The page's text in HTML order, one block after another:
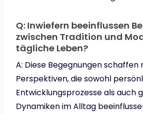
Q: Inwiefern beeinflussen
zwischen Tradition und
tägliche Leben?
A: Diese Begegnungen schaffen
Perspektiven, die sowohl
Entwicklungsprozesse als auch
Dynamiken im Alltag